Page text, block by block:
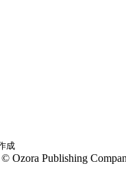
成
Ozora Publishing